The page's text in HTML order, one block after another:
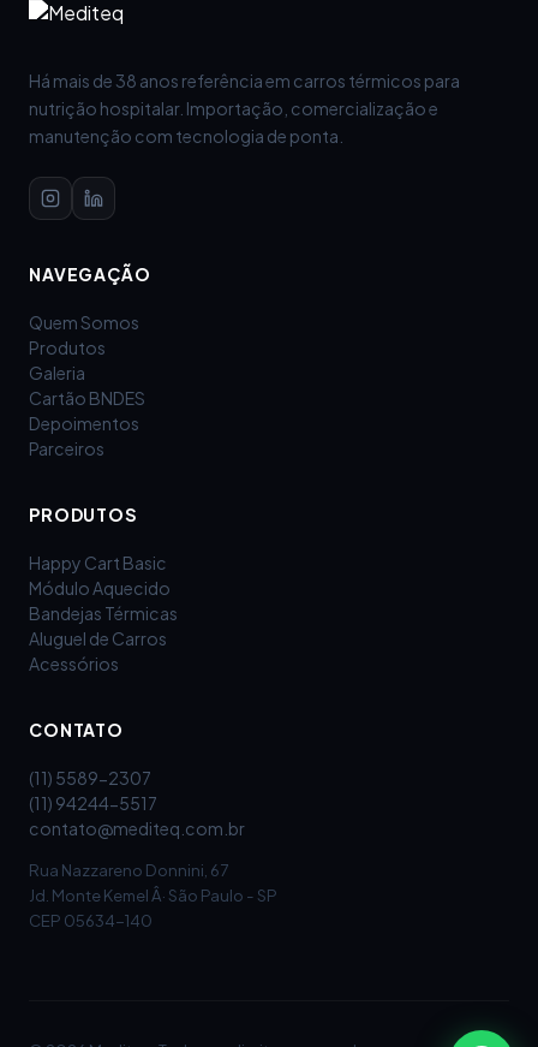
Há mais de 38 anos referência em carros térmicos para
nutrição hospitalar. Importação, comercialização e
manutenção com tecnologia de ponta.
NAVEGAÇÃO
Quem Somos
Produtos
Galeria
Cartão BNDES
Depoimentos
Parceiros
PRODUTOS
Happy Cart Basic
Módulo Aquecido
Bandejas Térmicas
Aluguel de Carros
Acessórios
CONTATO
(11) 5589-2307
(11) 94244-5517
contato@mediteq.com.br
Rua Nazzareno Donnini, 67
Jd. Monte Kemel Â· São Paulo - SP
CEP 05634-140